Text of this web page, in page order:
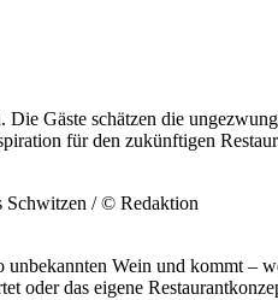
Gäste schätzen die
für den zukünftigen
Schwitzen / © Redaktion
Wein und kommt –
oder das eigene